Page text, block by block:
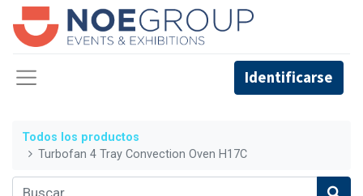
Identificarse
Todos los productos
Turbofan 4 Tray Convection Oven H17C